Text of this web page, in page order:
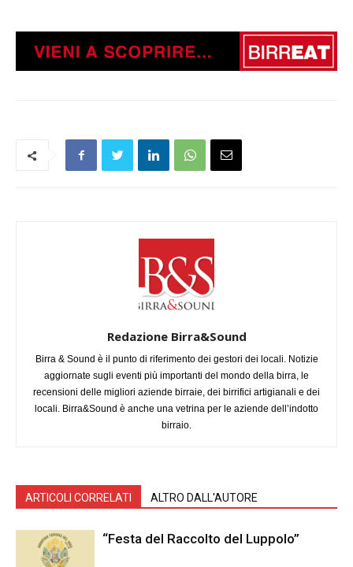
Redazione Birra&Sound
Birra & Sound è il punto di riferimento dei gestori dei locali. Notizie
aggiornate sugli eventi più importanti del mondo della birra, le
recensioni delle migliori aziende birraie, dei birrifici artigianali e dei
locali. Birra&Sound è anche una vetrina per le aziende dell’indotto
birraio.
ARTICOLI CORRELATI ALTRO DALL'AUTORE
“Festa del Raccolto del Luppolo”